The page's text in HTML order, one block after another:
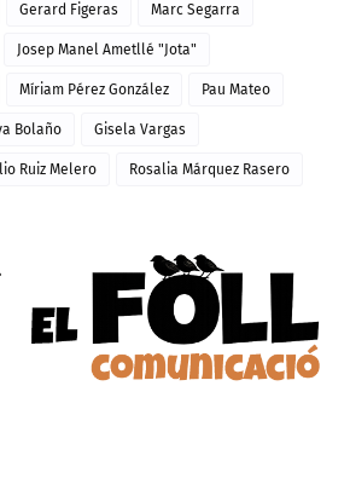
Gerard Figeras Marc Segarra
Josep Manel Ametllé "Jota"
Míriam Pérez González Pau Mateo
Bolaño Gisela Vargas
Ruiz Melero Rosalia Márquez Rasero